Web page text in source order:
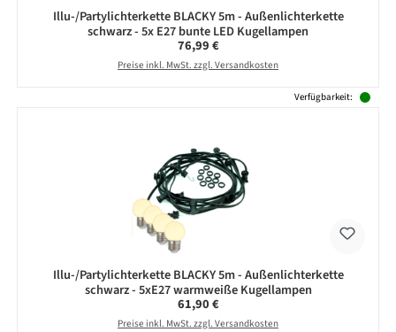
Illu-/Partylichterkette BLACKY 5m - Außenlichterkette
schwarz - 5x E27 bunte LED Kugellampen
Regulärer Preis:
76,99 €
Preise inkl. MwSt. zzgl. Versandkosten
Verfügbarkeit:
Illu-/Partylichterkette BLACKY 5m - Außenlichterkette
schwarz - 5xE27 warmweiße Kugellampen
Regulärer Preis:
61,90 €
Preise inkl. MwSt. zzgl. Versandkosten